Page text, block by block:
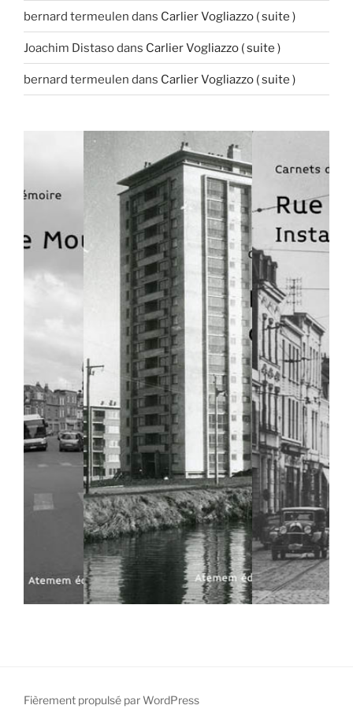
bernard termeulen dans Carlier Vogliazzo ( suite )
Joachim Distasodans Carlier Vogliazzo ( suite )
bernard termeulen dans Carlier Vogliazzo ( suite )
Fièrement propulsé par WordPress